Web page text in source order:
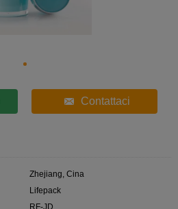
Contattaci
Zhejiang, Cina
Lifepack
RF-JD